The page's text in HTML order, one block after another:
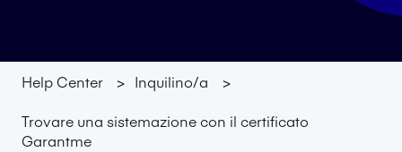
Help Center Inquilino/a
Trovare una sistemazione con il certificato
Garantme